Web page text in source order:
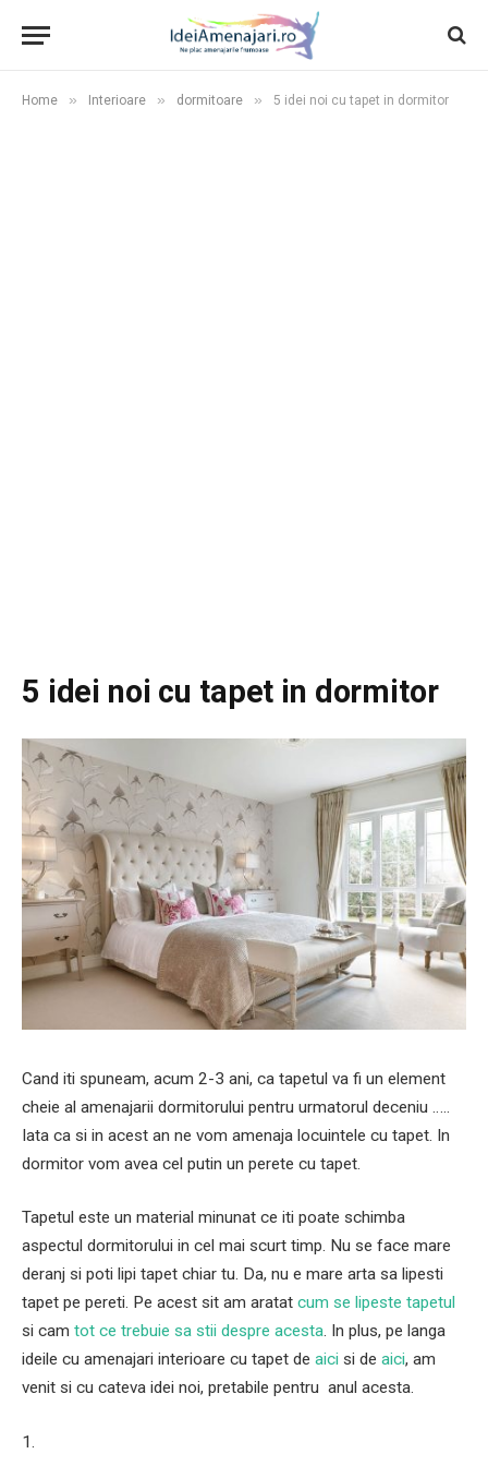
Home » Interioare » dormitoare » 5 idei noi cu tapet in dormitor
5 idei noi cu tapet in dormitor
Cand iti spuneam, acum 2-3 ani, ca tapetul va fi un element
cheie al amenajarii dormitorului pentru urmatorul deceniu …..
Iata ca si in acest an ne vom amenaja locuintele cu tapet. In
dormitor vom avea cel putin un perete cu tapet.
Tapetul este un material minunat ce iti poate schimba
aspectul dormitorului in cel mai scurt timp. Nu se face mare
deranj si poti lipi tapet chiar tu. Da, nu e mare arta sa lipesti
tapet pe pereti. Pe acest sit am aratat cum se lipeste tapetul
si cam tot ce trebuie sa stii despre acesta. In plus, pe langa
ideile cu amenajari interioare cu tapet de aici si de aici, am
venit si cu cateva idei noi, pretabile pentru anul acesta.
1.